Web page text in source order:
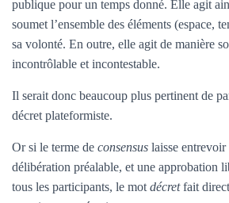
publique pour un temps donné. Elle agit
soumet l’ensemble des éléments (espace,
sa volonté. En outre, elle agit de manière
incontrôlable et incontestable.
Il serait donc beaucoup plus pertinent de
décret plateformiste.
Or si le terme de consensus laisse
délibération préalable, et une approbation
tous les participants, le motdécretfait